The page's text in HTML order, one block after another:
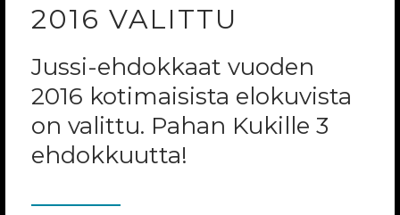
2016 VALITTU
Jussi-ehdokkaat vuoden
2016 kotimaisista elokuvista
on valittu. Pahan Kukille 3
ehdokkuutta!